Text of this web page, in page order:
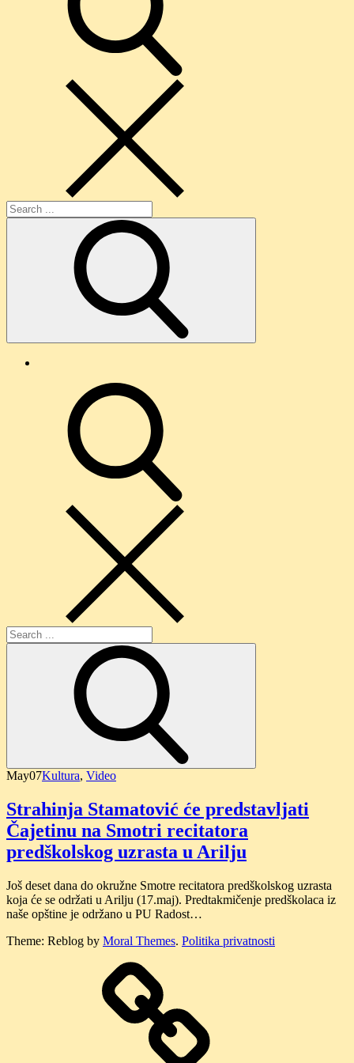
Search
for:
Search
for:
May07Kultura, Video
Strahinja Stamatović će predstavljati
Čajetinu na Smotri recitatora
predškolskog uzrasta u Arilju
Još deset dana do okružne Smotre recitatora predškolskog uzrasta
koja će se održati u Arilju (17.maj). Predtakmičenje predškolaca iz
naše opštine je održano u PU Radost…
Theme: Reblog by Moral Themes. Politika privatnosti